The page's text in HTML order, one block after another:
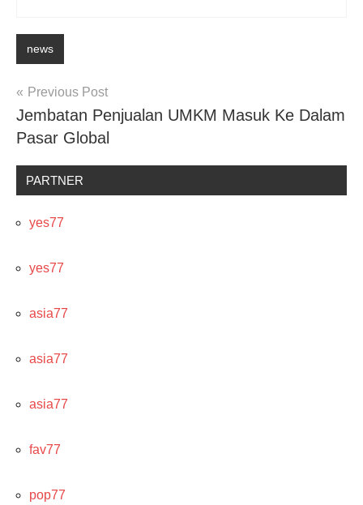
news
Post
navigation
Previous Post
Jembatan Penjualan UMKM Masuk Ke Dalam
Pasar Global
PARTNER
yes77
yes77
asia77
asia77
asia77
fav77
pop77